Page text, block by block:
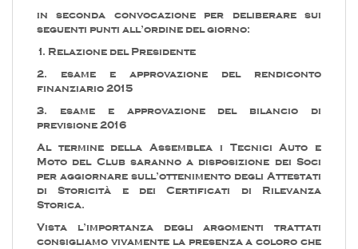
in seconda convocazione per deliberare sui
seguenti punti all’ordine del giorno:
1. Relazione del Presidente
2. esame e approvazione del rendiconto
finanziario 2015
3. esame e approvazione del bilancio di
previsione 2016
Al termine della Assemblea i Tecnici Auto e
Moto del Club saranno a disposizione dei Soci
per aggiornare sull’ottenimento degli Attestati
di Storicità e dei Certificati di Rilevanza
Storica.
Vista l’importanza degli argomenti trattati
consigliamo vivamente la presenza a coloro che